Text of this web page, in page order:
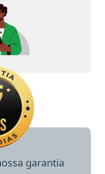
garantia